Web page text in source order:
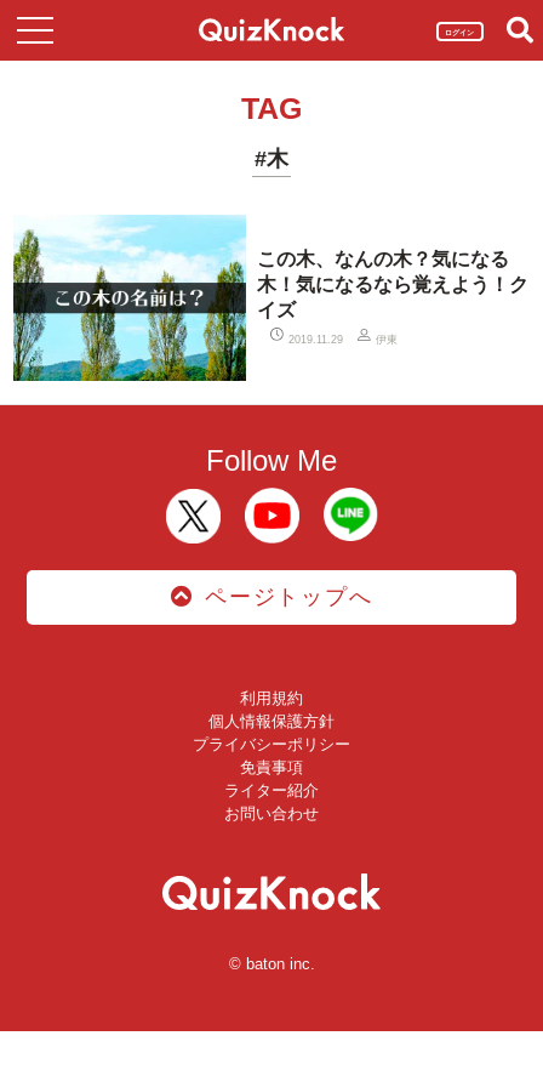
ログイン
TAG
#木
この木、なんの木？気になる
木！気になるなら覚えよう！ク
イズ
2019.11.29 伊東
Follow Me
ページトップへ
利用規約
個人情報保護方針
プライバシーポリシー
免責事項
ライター紹介
お問い合わせ
© baton inc.